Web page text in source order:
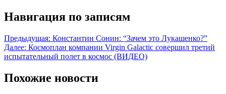
Навигация по записям
Предыдущая: Константин Сонин: “Зачем это Лукашенко?”
Далее: Космоплан компании Virgin Galactic совершил третий
испытательный полет в космос (ВИДЕО)
Похожие новости